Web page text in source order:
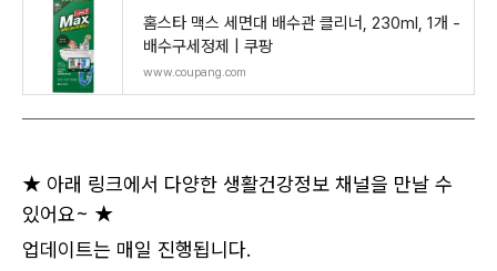
홈스타 맥스 세면대 배수관 클리너, 230ml, 1개 -
배수구세정제 | 쿠팡
www.coupang.com
★ 아래 링크에서 다양한 생활건강정보 채널을 만날 수
있어요~ ★
업데이트는 매일 진행됩니다.